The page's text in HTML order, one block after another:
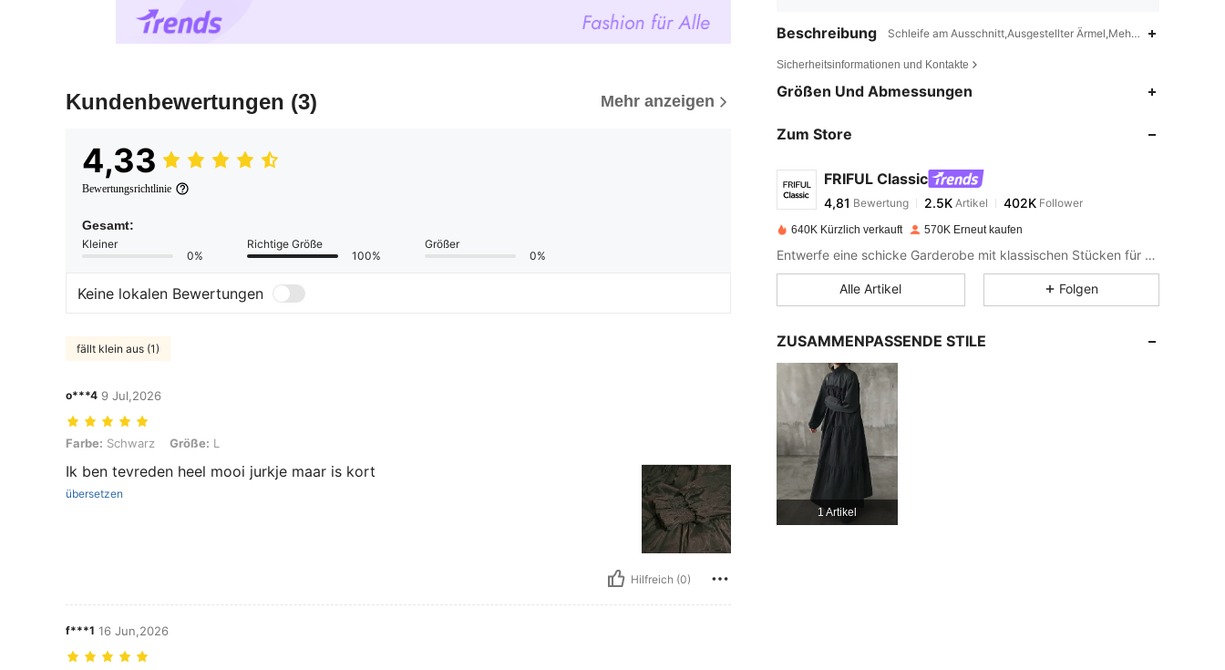
Kundenbewertungen (3) Mehr anzeigen
4,33
Bewertungsrichtlinie
Gesamt:
Kleiner
0%
Richtige Größe
100%
Größer
0%
Keine lokalen Bewertungen
fällt klein aus (1)
o***4 9 Jul,2026
Farbe: Schwarz, Größe: L
Farbe: Schwarz Größe: L
Ik ben tevreden heel mooi jurkje maar is kort
übersetzen
Hilfreich (0)
f***1 16 Jun,2026
Beschreibung Schleife am Ausschnitt,Ausgestellter Ärmel,Mehrlagig/
Sicherheitsinformationen und Kontakte
Größen Und Abmessungen
Zum Store
FRIFUL Classic
4,81
4,81 Bewertung 2.5KArtikel
t***abezahltVor 1 Tag
4,81
4,81
4,81
4,81
640K Kürzlich verkauft 570K Erneut kaufen
Entwerfe eine schicke Garderobe mit klassischen Stücken für den Alltag und darüber hinaus.
Alle Artikel Folgen
ZUSAMMENPASSENDE STILE
1 Artikel